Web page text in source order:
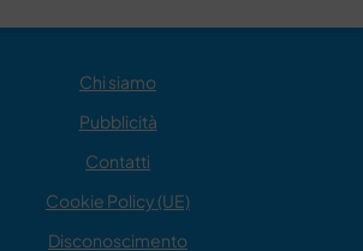
Chi siamo
Pubblicità
Contatti
Cookie Policy (UE)
Disconoscimento